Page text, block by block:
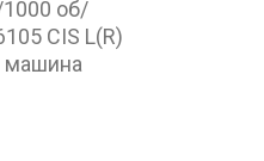
об/
CIS L(R)
машина